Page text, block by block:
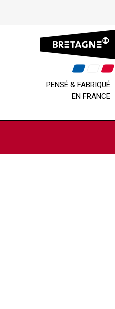
PENSÉ & FABRIQUÉ
EN FRANCE